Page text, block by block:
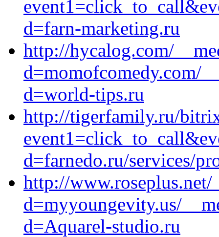
d=farn-marketing.ru
http://hycalog.com/
d=momofcomedy.com/
d=world-tips.ru
http://tigerfamily.ru/
d=farnedo.ru/services/
http://www.roseplus.net/
d=myyoungevity.us/
d=Aquarel-studio.ru